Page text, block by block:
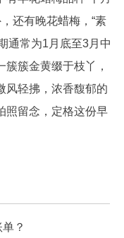
还有晚花蜡梅，“素
通常为1月底至3月中
簇金黄缀于枝丫，
风轻拂，浓香馥郁的
照留念，定格这份早
？